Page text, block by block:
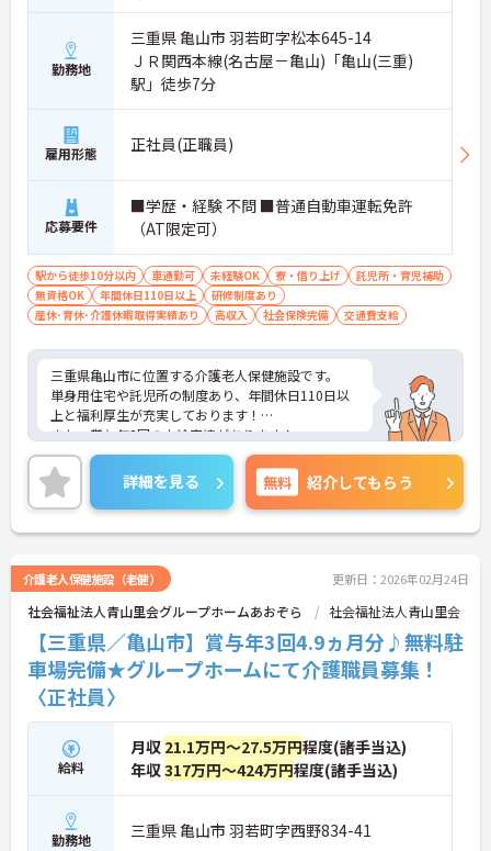
勤務地
三重県 亀山市 羽若町字松本645-14
ＪＲ関西本線(名古屋－亀山)「亀山(三重)
駅」徒歩7分
雇用形態 正社員(正職員)
応募要件
■学歴・経験 不問 ■普通自動車運転免許
（AT限定可）
駅から徒歩10分以内 車通勤可 未経験OK 寮・借り上げ
託児所・育児補助
無資格OK
年間休日110日以上
研修制度あり
産休･育休･介護休暇取得実績あり
高収入 社会保険完備 交通費支給
三重県亀山市に位置する介護老人保健施設です。
単身用住宅や託児所の制度あり、年間休日110日以
上と福利厚生が充実しております！
また、賞与年3回の支給実績があります！
ご興味をお持ちの方には詳細の情報や面接のポイン
トをお伝えしますのでお気軽にお問い合わせくださ
いませ。
詳細を見る 無料 紹介してもらう
介護老人保健施設（老健） 更新日：2026年02月24日
社会福祉法人青山里会グループホームあおぞら 社会福祉法人青山里会
【三重県／亀山市】賞与年3回4.9ヵ月分♪無料駐
車場完備★グループホームにて介護職員募集！
〈正社員〉
給料
月収 21.1万円～27.5万円程度(諸手当込)
年収317万円～424万円程度(諸手当込)
勤務地 三重県 亀山市 羽若町字西野834-41